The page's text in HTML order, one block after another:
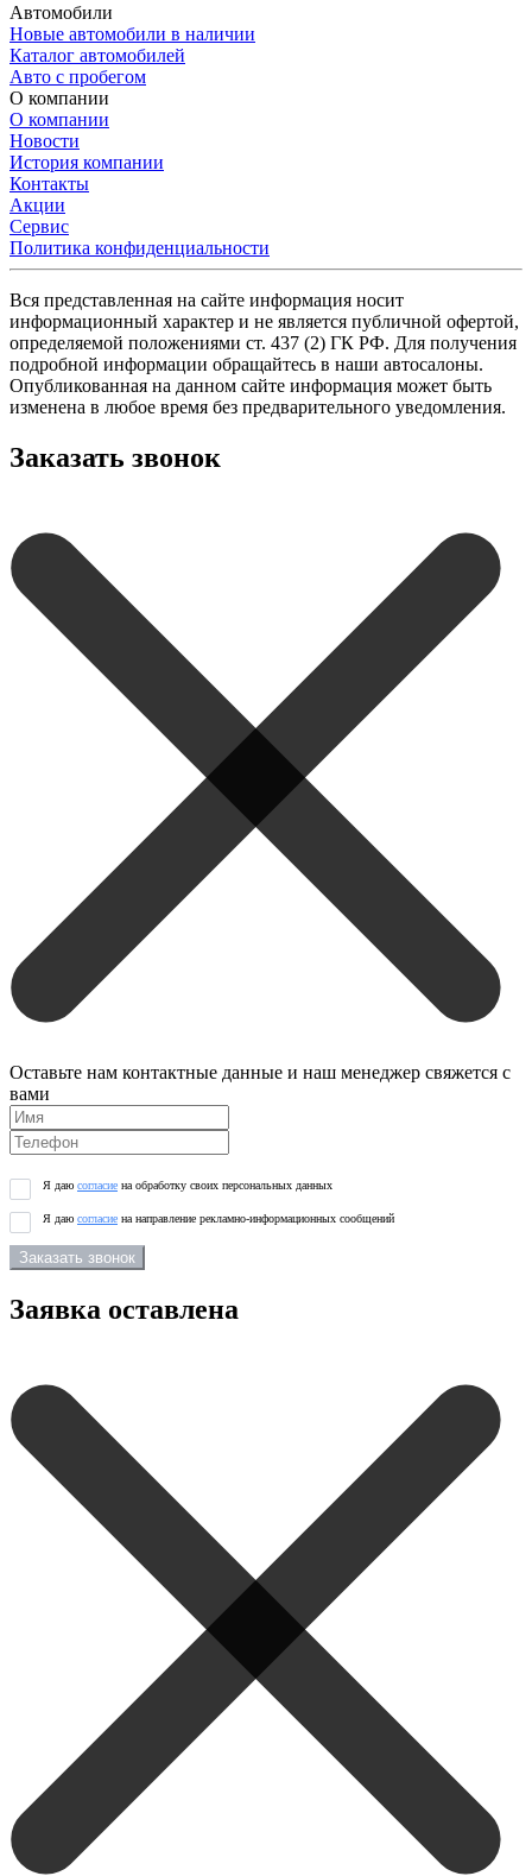
Автомобили
Новые автомобили в наличии
Каталог автомобилей
Авто с пробегом
О компании
О компании
Новости
История компании
Контакты
Акции
Сервис
Политика конфиденциальности
Вся представленная на сайте информация носит
информационный характер и не является публичной офертой,
определяемой положениями ст. 437 (2) ГК РФ. Для получения
подробной информации обращайтесь в наши автосалоны.
Опубликованная на данном сайте информация может быть
изменена в любое время без предварительного уведомления.
Заказать звонок
Оставьте нам контактные данные и наш менеджер свяжется с
вами
Я даю согласие на обработку своих персональных данных
Я даю согласие на направление рекламно-информационных сообщений
Заказать звонок
Заявка оставлена